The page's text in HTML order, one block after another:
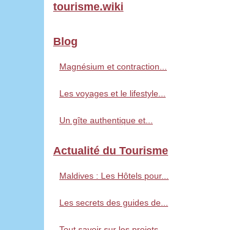
tourisme.wiki
Blog
Magnésium et contraction...
Les voyages et le lifestyle...
Un gîte authentique et...
Actualité du Tourisme
Maldives : Les Hôtels pour...
Les secrets des guides de...